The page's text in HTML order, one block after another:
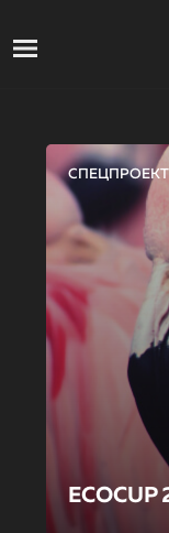
СПЕЦПРОЕКТ
ECOCUP